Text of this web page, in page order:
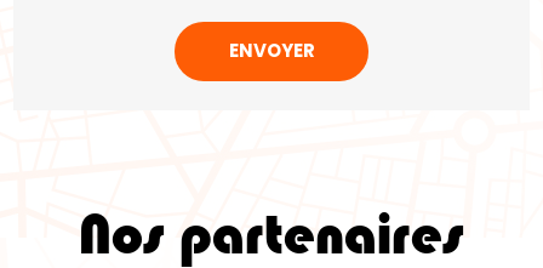
Nos partenaires